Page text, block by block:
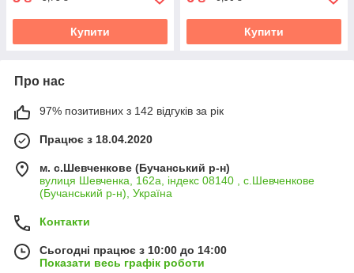
Купити Купити
Про нас
97% позитивних з 142 відгуків за рік
Працює з 18.04.2020
м. с.Шевченкове (Бучанський р-н)
вулиця Шевченка, 162а, індекс 08140 , с.Шевченкове
(Бучанський р-н), Україна
Контакти
Сьогодні працює з 10:00 до 14:00
Показати весь графік роботи